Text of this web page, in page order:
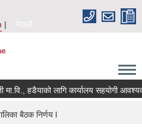
नेपाली
हडैयाको लागि कार्यालय सहयोगी
बैठक निर्णय l